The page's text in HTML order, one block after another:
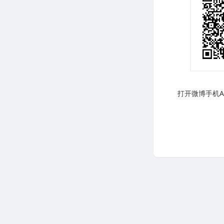
打开微博手机